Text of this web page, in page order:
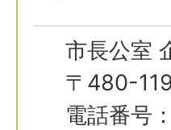
市長公室
〒480-
電話番号